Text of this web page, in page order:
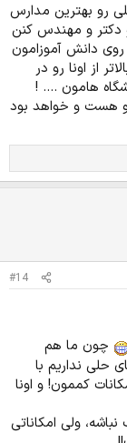
رو بهترین مدارس
دکتر و مهندس کنن
دانش آموزامون
از اونا رو در
هامون .... !
و هست و خواهد بود
#14
چون ما هم
حلی نداریم با
کممون! و اونا
ولی امکاناتی